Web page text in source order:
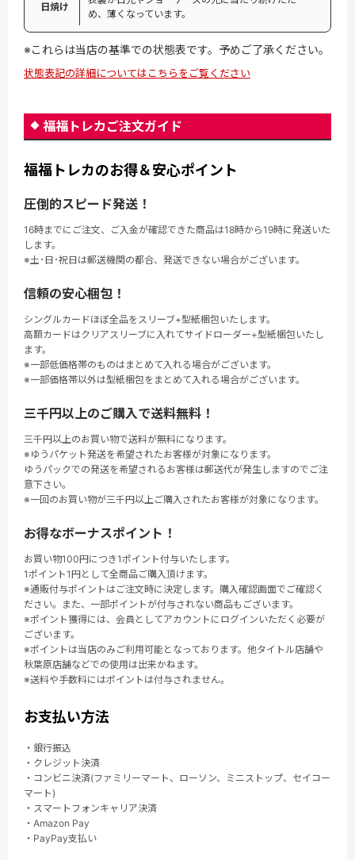
日焼け
め、薄くなっています。
※これらは当店の基準での状態表です。予めご了承ください。
状態表記の詳細についてはこちらをご覧ください
福福トレカご注文ガイド
福福トレカのお得＆安心ポイント
圧倒的スピード発送！
16時までにご注文、ご入金が確認できた商品は18時から19時に発送いた
します。
※土･日･祝日は郵送機関の都合、発送できない場合がございます。
信頼の安心梱包！
シングルカードほぼ全品をスリーブ+型紙梱包いたします。
高額カードはクリアスリーブに入れてサイドローダー+型紙梱包いたし
ます。
※一部低価格帯のものはまとめて入れる場合がございます。
※一部価格帯以外は型紙梱包をまとめて入れる場合がございます。
三千円以上のご購入で送料無料！
三千円以上のお買い物で送料が無料になります。
※ゆうパケット発送を希望されたお客様が対象になります。
ゆうパックでの発送を希望されるお客様は郵送代が発生しますのでご注
意下さい。
※一回のお買い物が三千円以上ご購入されたお客様が対象になります。
お得なボーナスポイント！
お買い物100円につき1ポイント付与いたします。
1ポイント1円として全商品ご購入頂けます。
※通販付与ポイントはご注文時に決定します。購入確認画面でご確認く
ださい。また、一部ポイントが付与されない商品もございます。
※ポイント獲得には、会員としてアカウントにログインいただく必要が
ございます。
※ポイントは当店のみご利用可能となっております。他タイトル店舗や
秋葉原店舗などでの使用は出来かねます。
※送料や手数料にはポイントは付与されません。
お支払い方法
・銀行振込
・クレジット決済
・コンビニ決済(ファミリーマート、ローソン、ミニストップ、セイコー
マート)
・スマートフォンキャリア決済
・Amazon Pay
・PayPay支払い